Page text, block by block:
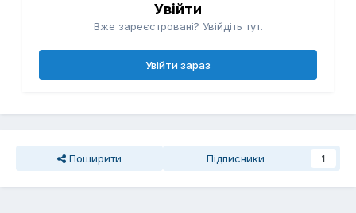
Увійти
Вже зареєстровані? Увійдіть тут.
Увійти зараз
Поширити Підписники 1